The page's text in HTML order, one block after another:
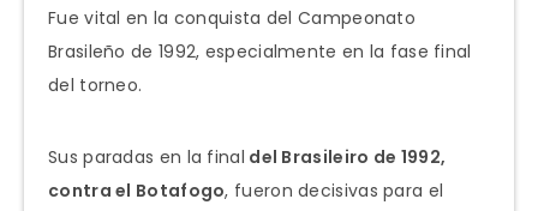
Fue vital en la conquista del Campeonato
Brasileño de 1992, especialmente en la fase final
del torneo.
Sus paradas en la final del Brasileiro de 1992,
contra el Botafogo, fueron decisivas para el